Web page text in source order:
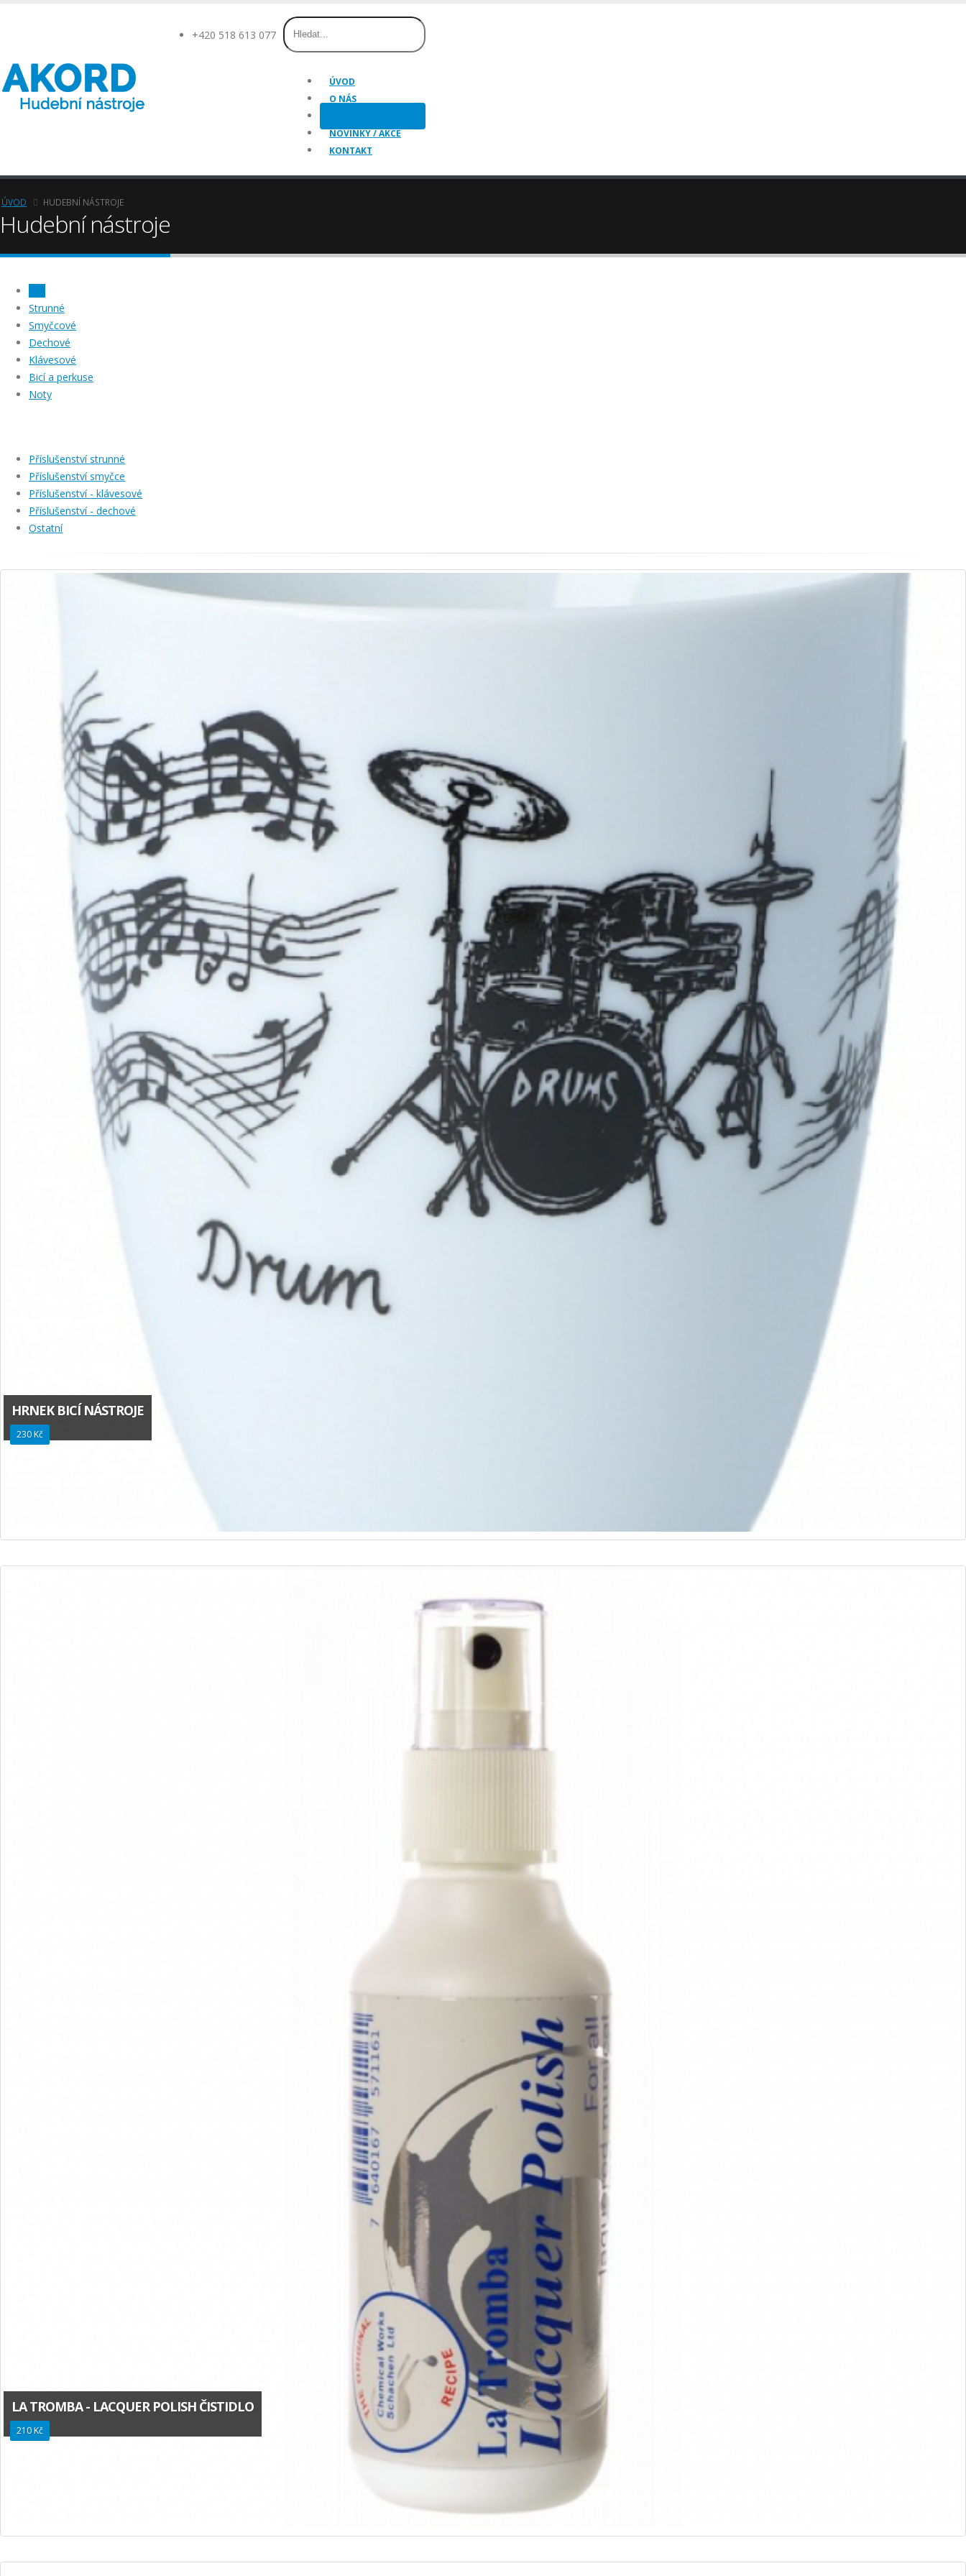
+420 518 613 077
ÚVOD
O NÁS
NOVINKY / AKCE
KONTAKT
ÚVOD HUDEBNÍ NÁSTROJE
Hudební nástroje
Strunné
Smyčcové
Dechové
Klávesové
Bicí a perkuse
Noty
Příslušenství strunné
Příslušenství smyčce
Příslušenství - klávesové
Příslušenství - dechové
Ostatní
HRNEK BICÍ NÁSTROJE
230 Kč
LA TROMBA - LACQUER POLISH ČISTIDLO
210 Kč